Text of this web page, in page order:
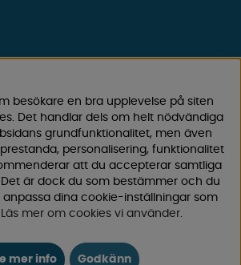
10:30-15:00
13:00
24 h på vardagar.
besökare en bra upplevelse på siten
Det handlar dels om helt nödvändiga
grundfunktionalitet, men även
personalisering, funktionalitet
att du accepterar samtliga
är dock du som bestämmer och du
anpassa dina cookie-inställningar som
Läs mer om cookies vi använder.
mer info Godkänn